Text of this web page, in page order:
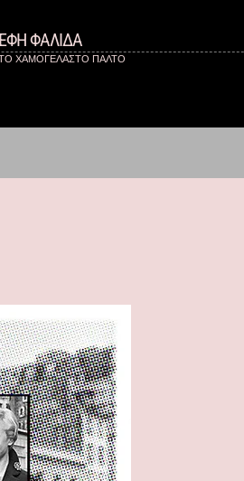
ΕΦΗ ΦΑΛΙΔΑ
ΧΑΜΟΓΕΛΑΣΤΟ ΠΑΛΤΟ